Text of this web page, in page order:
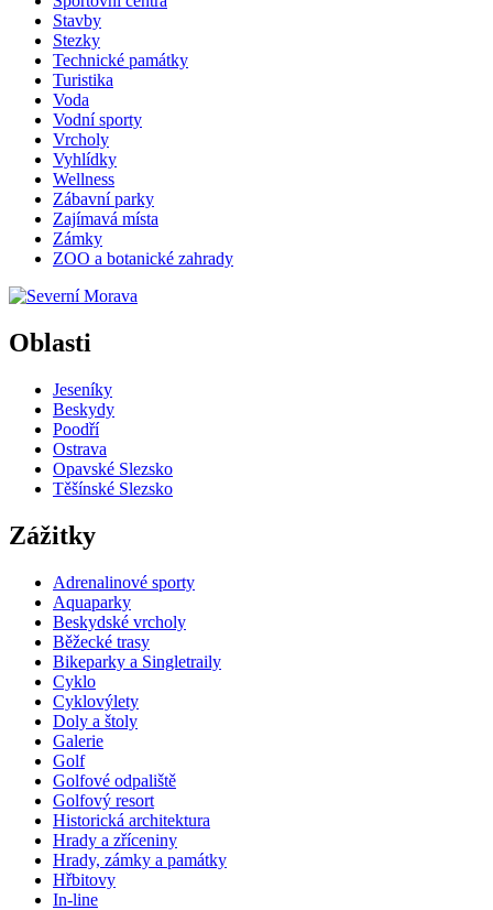
Stavby
Stezky
Technické památky
Turistika
Voda
Vodní sporty
Vrcholy
Vyhlídky
Wellness
Zábavní parky
Zajímavá místa
Zámky
ZOO a botanické zahrady
Oblasti
Jeseníky
Beskydy
Poodří
Ostrava
Opavské Slezsko
Těšínské Slezsko
Zážitky
Adrenalinové sporty
Aquaparky
Beskydské vrcholy
Běžecké trasy
Bikeparky a Singletraily
Cyklo
Cyklovýlety
Doly a štoly
Galerie
Golf
Golfové odpaliště
Golfový resort
Historická architektura
Hrady a zříceniny
Hrady, zámky a památky
Hřbitovy
In-line